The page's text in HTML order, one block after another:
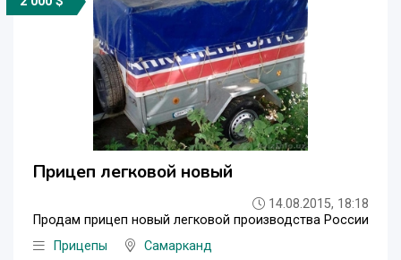
Прицеп легковой новый
14.08.2015, 18:18
Продам прицеп новый легковой производства России
Прицепы
Самарканд